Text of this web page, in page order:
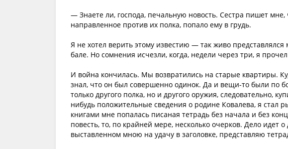
— Знаете ли, господа, печальную новость. Сестра пишет
направленное против их полка, попало ему в грудь.
Я не хотел верить этому известию — так живо
бале. Но сомнения исчезли, когда, недели через три, я
И война кончилась. Мы возвратились на старые квартиры.
знал, что он был совершенно одинок. Да и вещи-то были по
только другого полка, но и другого оружия, следовательно,
нибудь положительные сведения о родине Ковалева, я стал
книгами мне попалась писаная тетрадь без начала и без
повесть, то, по крайней мере, несколько очерков. Дело
выставленном мною на удачу в заголовке, представляю